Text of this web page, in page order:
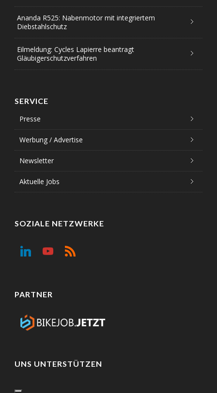
Ananda R525: Nabenmotor mit integriertem
Diebstahlschutz
Eilmeldung: Cycles Lapierre beantragt
Gläubigerschutzverfahren
SERVICE
Presse
Werbung / Advertise
Newsletter
Aktuelle Jobs
SOZIALE NETZWERKE
PARTNER
UNS UNTERSTÜTZEN